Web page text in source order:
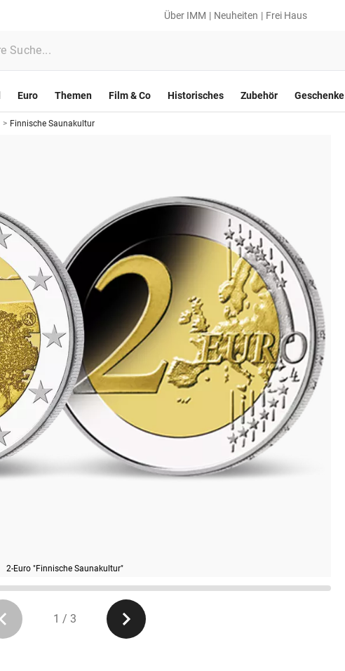
Über IMM Neuheiten Frei Haus
Euro Themen Film & Co Historisches Zubehör Geschenke
> Finnische Saunakultur
2-Euro "Finnische Saunakultur"
1 / 3